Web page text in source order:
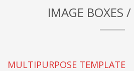
IMAGE BOXES
MULTIPURPOSE TEMPLATE